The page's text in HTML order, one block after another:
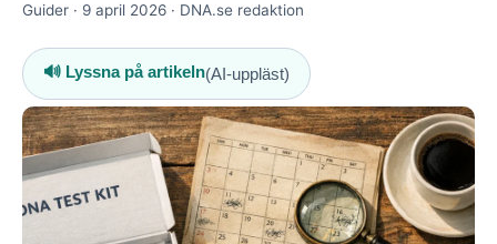
Guider · 9 april 2026 · DNA.se redaktion
🔊 Lyssna på artikeln(AI-uppläst)